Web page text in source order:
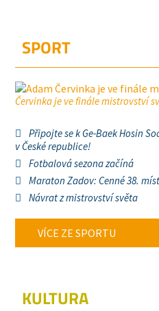
SPORT
Červinka je ve finále mistrovství
Připojte se k Ge-Baek Hosin
v České republice!
Fotbalová sezona začíná
Maraton Zadov: Cenné 38.
Návrat z mistrovství světa
VÍCE ZE SPORTU
KULTURA